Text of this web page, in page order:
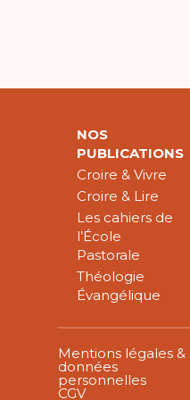
NOS
PUBLICATIONS
Croire & Vivre
Croire & Lire
Les cahiers de
l’École
Pastorale
Théologie
Évangélique
Mentions légales &
données
personnelles
CGV